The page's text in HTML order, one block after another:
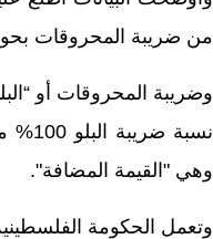
من ضريبة المحروقات بحوالي 3.3 مليار
وضريبة المحروقات أو
وهي "القيمة المضافة".
وتعمل الحكومة